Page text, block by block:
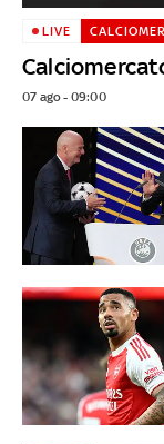
LIVE
07 ago - 09:00